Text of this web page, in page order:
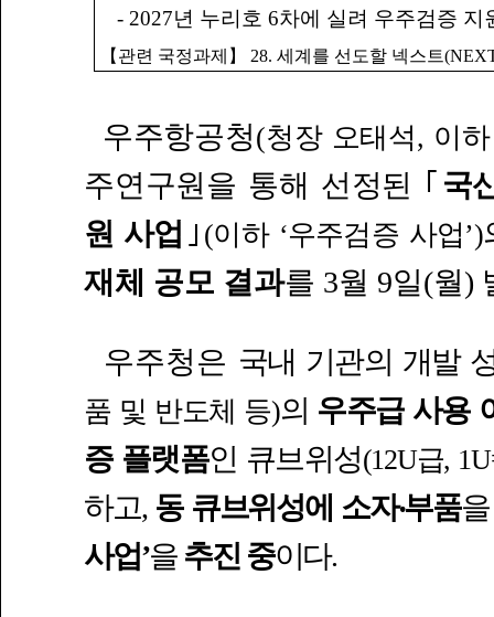
- 2027년 누리호 6차에 실려 우주검증 지
【관련 국정과제】 28. 세계를 선도할 넥스트
우주항공청(청장 오태석, 이하
주연구원을 통해 선정된 ｢ 국
원 사업 ｣ (이하 ‘우주검증 사업’)
재체 공모 결과를 3월 9일(월)
우주청은 국내 기관의 개발
품 및 반도체 등)의 우주급 사용
증 플랫폼인 큐브위성(12U급,
하고, 동 큐브위성에 소자‧부품
사업’을추진 중이다.